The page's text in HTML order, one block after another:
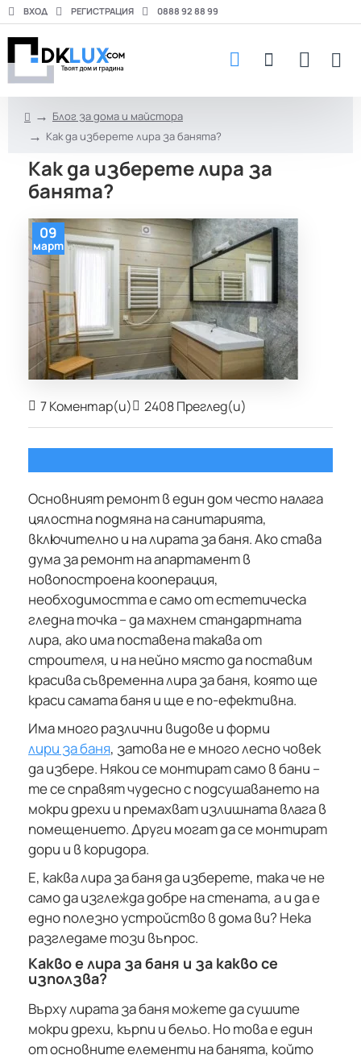
ВХОД РЕГИСТРАЦИЯ 0888 92 88 99
m
e
Блог за дома и майстора
Как да изберете лира за банята?
Как да изберете лира за
банята?
09
март
7 Коментар(и) 2408 Преглед(и)
Основният ремонт в един дом често налага
цялостна подмяна на санитарията,
включително и на лирата за баня. Ако става
дума за ремонт на апартамент в
новопостроена кооперация,
необходимостта е само от естетическа
гледна точка – да махнем стандартната
лира, ако има поставена такава от
строителя, и на нейно място да поставим
красива съвременна лира за баня, която ще
краси самата баня и ще е по-ефективна.
Има много различни видове и форми
лири за баня, затова не е много лесно човек
да избере. Някои се монтират само в бани –
те се справят чудесно с подсушаването на
мокри дрехи и премахват излишната влага в
помещението. Други могат да се монтират
дори и в коридора.
Е, каква лира за баня да изберете, така че не
само да изглежда добре на стената, а и да е
едно полезно устройство в дома ви? Нека
разгледаме този въпрос.
Какво е лира за баня и за какво се
използва?
Върху лирата за баня можете да сушите
мокри дрехи, кърпи и бельо. Но това е един
от основните елементи на банята, който